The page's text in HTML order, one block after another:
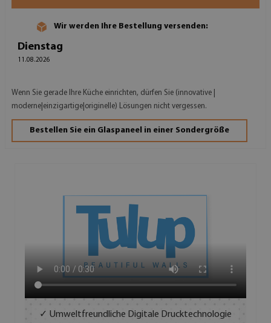
Wir werden Ihre Bestellung versenden:
Dienstag
11.08.2026
Wenn Sie gerade Ihre Küche einrichten, dürfen Sie (innovative |
moderne|einzigartige|originelle) Lösungen nicht vergessen.
Bestellen Sie ein Glaspaneel in einer Sondergröße
✓ Umweltfreundliche Digitale Drucktechnologie